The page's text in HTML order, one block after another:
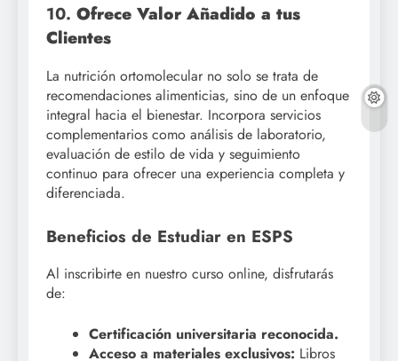
10. Ofrece Valor Añadido a tus
Clientes
La nutrición ortomolecular no solo se trata de
recomendaciones alimenticias, sino de un enfoque
integral hacia el bienestar. Incorpora servicios
complementarios como análisis de laboratorio,
evaluación de estilo de vida y seguimiento
continuo para ofrecer una experiencia completa y
diferenciada.
Beneficios de Estudiar en ESPS
Al inscribirte en nuestro curso online, disfrutarás
de:
Certificación universitaria reconocida.
Acceso a materiales exclusivos: Libros